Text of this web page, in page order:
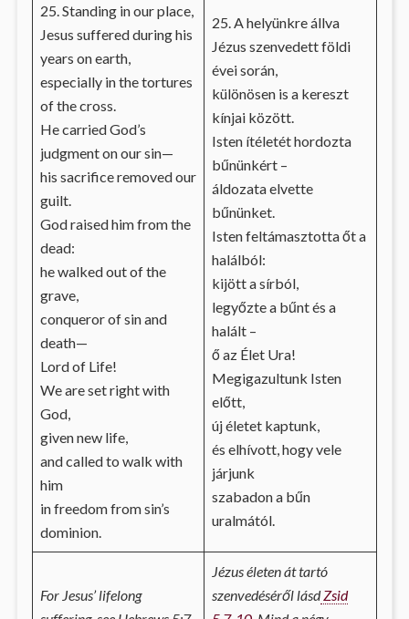
25. Standing in our place,
Jesus suffered during his
years on earth,
especially in the tortures
of the cross.
He carried God’s
judgment on our sin—
his sacrifice removed our
guilt.
God raised him from the
dead:
he walked out of the
grave,
conqueror of sin and
death—
Lord of Life!
We are set right with
God,
given new life,
and called to walk with
him
in freedom from sin’s
dominion.
25. A helyünkre állva
Jézus szenvedett földi
évei során,
különösen is a kereszt
kínjai között.
Isten ítéletét hordozta
bűnünkért –
áldozata elvette
bűnünket.
Isten feltámasztotta őt a
halálból:
kijött a sírból,
legyőzte a bűnt és a
halált –
ő az Élet Ura!
Megigazultunk Isten
előtt,
új életet kaptunk,
és elhívott, hogy vele
járjunk
szabadon a bűn
uralmától.
For Jesus’ lifelong
Jézus életen át tartó
szenvedéséről lásdZsid